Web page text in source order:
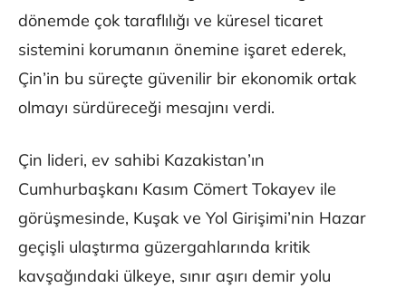
dönemde çok taraflılığı ve küresel ticaret
sistemini korumanın önemine işaret ederek,
Çin’in bu süreçte güvenilir bir ekonomik ortak
olmayı sürdüreceği mesajını verdi.
Çin lideri, ev sahibi Kazakistan’ın
Cumhurbaşkanı Kasım Cömert Tokayev ile
görüşmesinde, Kuşak ve Yol Girişimi’nin Hazar
geçişli ulaştırma güzergahlarında kritik
kavşağındaki ülkeye, sınır aşırı demir yolu